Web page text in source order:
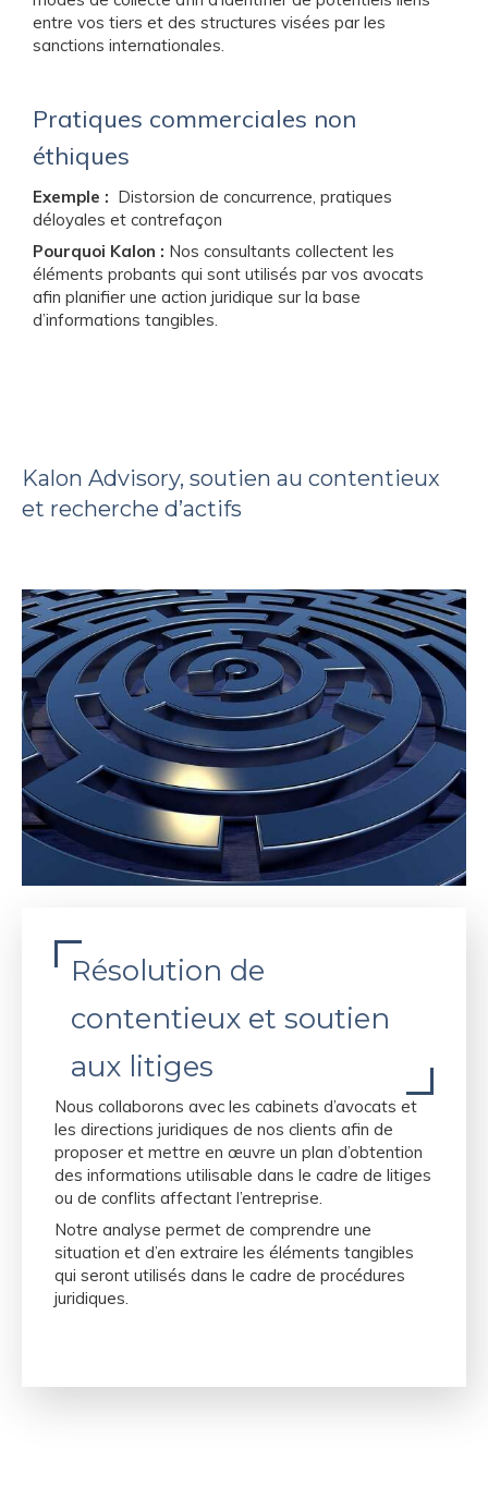
entre vos tiers et des structures visées par les
sanctions internationales.
Pratiques commerciales non
éthiques
Exemple : Distorsion de concurrence, pratiques
déloyales et contrefaçon
Pourquoi Kalon : Nos consultants collectent les
éléments probants qui sont utilisés par vos avocats
afin planifier une action juridique sur la base
d’informations tangibles.
Kalon Advisory, soutien au contentieux
et recherche d’actifs
Résolution de
contentieux et soutien
aux litiges
Nous collaborons avec les cabinets d’avocats et
les directions juridiques de nos clients afin de
proposer et mettre en œuvre un plan d’obtention
des informations utilisable dans le cadre de litiges
ou de conflits affectant l’entreprise.
Notre analyse permet de comprendre une
situation et d’en extraire les éléments tangibles
qui seront utilisés dans le cadre de procédures
juridiques.